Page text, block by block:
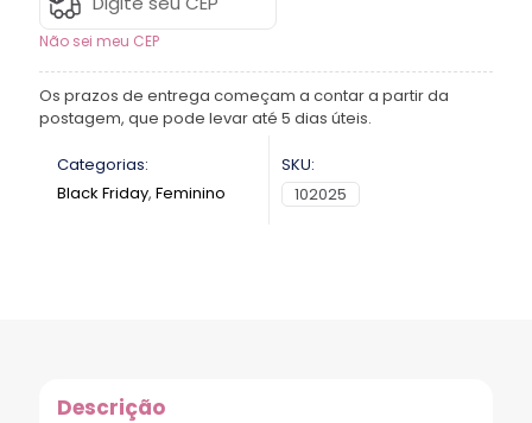
Não sei meu CEP
Os prazos de entrega começam a contar a partir da
postagem, que pode levar até 5 dias úteis.
Categorias:
Black Friday, Feminino
SKU:
102025
Descrição